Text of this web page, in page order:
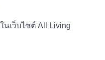
นเว็บไซต์ All Living